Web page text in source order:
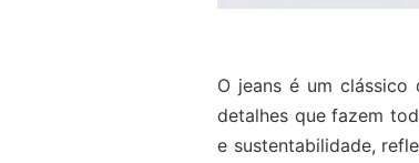
O jeans é um clássico
detalhes que fazem
e sustentabilidade,